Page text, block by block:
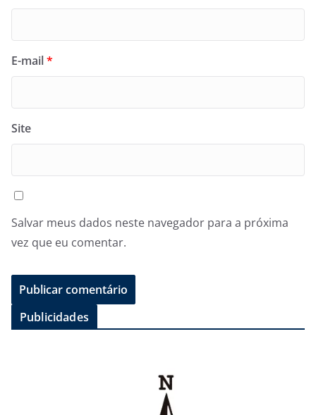
E-mail*
Site
Salvar meus dados neste navegador para a próxima
vez que eu comentar.
Publicidades